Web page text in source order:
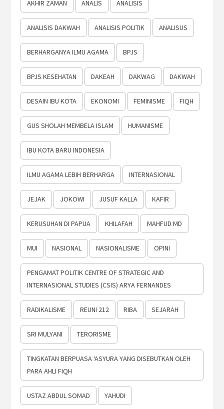
AKHIR ZAMAN ANALIS ANALISIS
ANALISIS DAKWAH ANALISIS POLITIK ANALISUS
BERHARGANYA ILMU AGAMA BPJS
BPJS KESEHATAN DAKEAH DAKWAG DAKWAH
DESAIN IBU KOTA EKONOMI FEMINISME FIQH
GUS SHOLAH MEMBELA ISLAM HUMANISME
IBU KOTA BARU INDONESIA
ILMU AGAMA LEBIH BERHARGA INTERNASIONAL
JEJAK JOKOWI JUSUF KALLA KAFIR
KERUSUHAN DI PAPUA KHILAFAH MAHFUD MD
MUI NASIONAL NASIONALISME OPINI
PENGAMAT POLITIK CENTRE OF STRATEGIC AND
INTERNASIONAL STUDIES (CSIS) ARYA FERNANDES
RADIKALISME REUNI 212 RIBA SEJARAH
SRI MULYANI TERORISME
TINGKATAN BERPUASA ‘ASYURA YANG DISEBUTKAN OLEH
PARA AHLI FIQH
USTAZ ABDUL SOMAD YAHUDI